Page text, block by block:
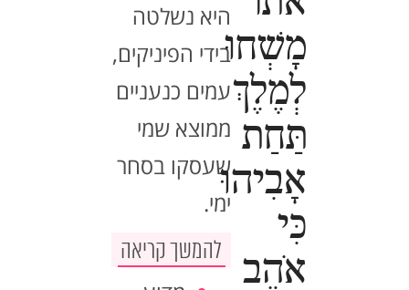
מָשְׁחוּ
לְמֶלֶךְ
תַּחַת
אָבִיהוּ
כִּי
אֹהֵב
היא נשלטה
בידי הפיניקים,
עמים כנעניים
ממוצא שמי
שעסקו בסחר
ימי.
להמשך קריאה